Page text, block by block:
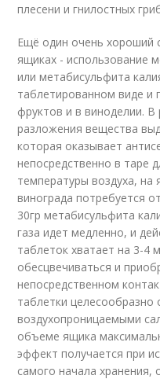
плесени и гнилостных
Ещё один очень хороший
ящиках - использование
или метабисульфита
таблетированном виде и
фруктов и в виноделии. В
разложения вещества
которая оказывает
непосредственно в таре
температуры воздуха, на
винограда потребуется
30гр метабисульфита
газа идет медленно, и
таблеток хватает на 3-4
обесцвечиваться и
непосредственном
таблетки целесообразно
воздухопроницаемыми
объеме ящика
эффект получается при
самого начала хранения,